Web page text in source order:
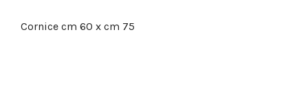
Cornice cm 60 x cm 75